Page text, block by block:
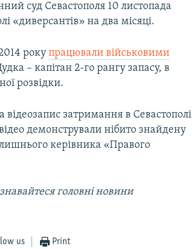
суд Севастополя 10 листопада
«диверсантів» на два місяці.
рокупрацювали військовими
– капітан 2-го рангу запасу, в
розвідки.
відеозапис затримання в Севастополі
демонстрували нібито знайдену
керівника «Правого
головні новини
us Print